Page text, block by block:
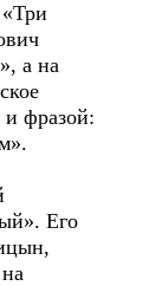
а на
и фразой:
Его